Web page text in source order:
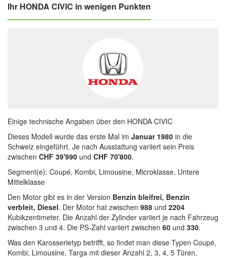
Ihr HONDA CIVIC in wenigen Punkten
Einige technische Angaben über den HONDA CIVIC
Dieses Modell wurde das erste Mal im Januar 1980 in die
Schweiz eingeführt. Je nach Ausstattung variiert sein Preis
zwischen CHF 39'990 und CHF 70'800.
Segment(e): Coupé, Kombi, Limousine, Microklasse, Untere
Mittelklasse
Den Motor gibt es in der Version Benzin bleifrei, Benzin
verbleit, Diesel. Der Motor hat zwischen 988 und 2204
Kubikzentimeter. Die Anzahl der Zylinder variiert je nach Fahrzeug
zwischen 3 und 4. Die PS-Zahl variiert zwischen 60 und 330.
Was den Karosserietyp betrifft, so findet man diese Typen Coupé,
Kombi, Limousine, Targa mit dieser Anzahl 2, 3, 4, 5 Türen.